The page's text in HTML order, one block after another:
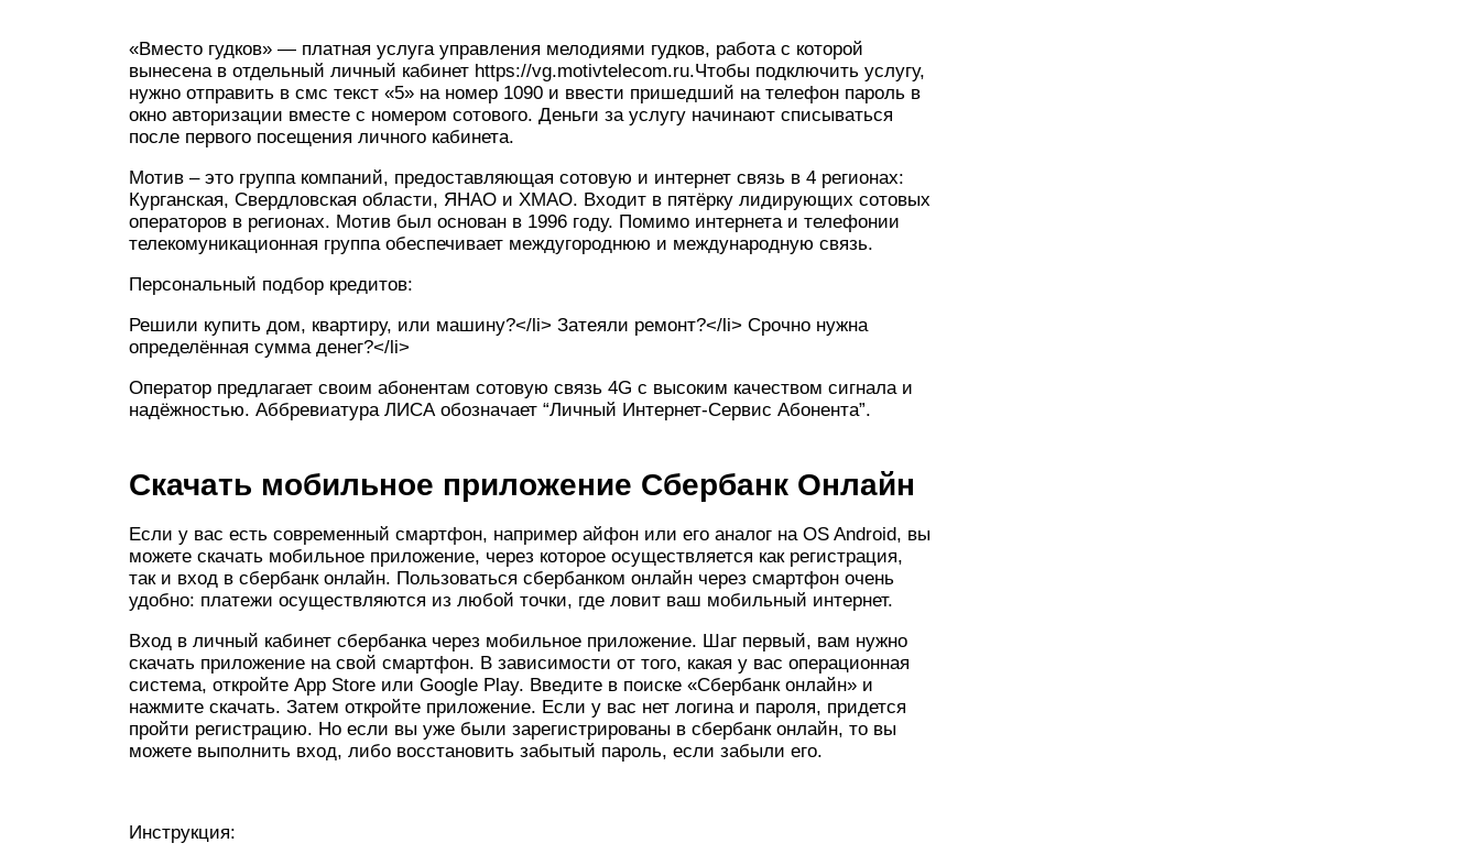
«Вместо гудков» — платная услуга управления мелодиями гудков, работа с которой
вынесена в отдельный личный кабинет https://vg.motivtelecom.ru.Чтобы подключить услугу,
нужно отправить в смс текст «5» на номер 1090 и ввести пришедший на телефон пароль в
окно авторизации вместе с номером сотового. Деньги за услугу начинают списываться
после первого посещения личного кабинета.
Мотив – это группа компаний, предоставляющая сотовую и интернет связь в 4 регионах:
Курганская, Свердловская области, ЯНАО и ХМАО. Входит в пятёрку лидирующих сотовых
операторов в регионах. Мотив был основан в 1996 году. Помимо интернета и телефонии
телекомуникационная группа обеспечивает междугороднюю и международную связь.
Персональный подбор кредитов:
Решили купить дом, квартиру, или машину?</li> Затеяли ремонт?</li> Срочно нужна
определённая сумма денег?</li>
Оператор предлагает своим абонентам сотовую связь 4G с высоким качеством сигнала и
надёжностью. Аббревиатура ЛИСА обозначает “Личный Интернет-Сервис Абонента”.
Скачать мобильное приложение Сбербанк Онлайн
Если у вас есть современный смартфон, например айфон или его аналог на OS Android, вы
можете скачать мобильное приложение, через которое осуществляется как регистрация,
так и вход в сбербанк онлайн. Пользоваться сбербанком онлайн через смартфон очень
удобно: платежи осуществляются из любой точки, где ловит ваш мобильный интернет.
Вход в личный кабинет сбербанка через мобильное приложение. Шаг первый, вам нужно
скачать приложение на свой смартфон. В зависимости от того, какая у вас операционная
система, откройте App Store или Google Play. Введите в поиске «Сбербанк онлайн» и
нажмите скачать. Затем откройте приложение. Если у вас нет логина и пароля, придется
пройти регистрацию. Но если вы уже были зарегистрированы в сбербанк онлайн, то вы
можете выполнить вход, либо восстановить забытый пароль, если забыли его.
Инструкция: